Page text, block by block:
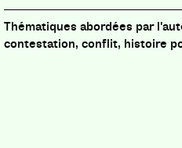
contestation, conflit, histoire